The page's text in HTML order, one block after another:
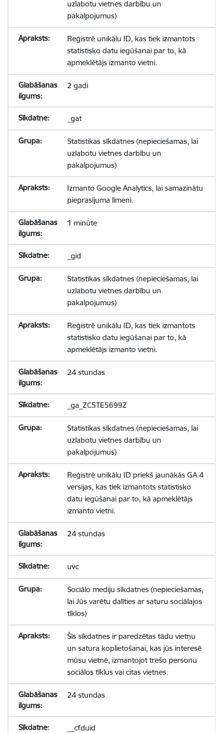
uzlabotu vietnes darbību un
pakalpojumus)
Reģistrē unikālu ID, kas tiek izmantots
statistisko datu iegūšanai par to, kā
apmeklētājs izmanto vietni.
2 gadi
_gat
Statistikas sīkdatnes (nepieciešamas, lai
uzlabotu vietnes darbību un
pakalpojumus)
Izmanto Google Analytics, lai samazinātu
pieprasījuma līmeni.
1 minūte
_gid
Statistikas sīkdatnes (nepieciešamas, lai
uzlabotu vietnes darbību un
pakalpojumus)
Reģistrē unikālu ID, kas tiek izmantots
statistisko datu iegūšanai par to, kā
apmeklētājs izmanto vietni.
24 stundas
_ga_ZC5TE5699Z
Statistikas sīkdatnes (nepieciešamas, lai
uzlabotu vietnes darbību un
pakalpojumus)
Reģistrē unikālu ID priekš jaunākās GA 4
versijas, kas tiek izmantots statistisko
datu iegūšanai par to, kā apmeklētājs
izmanto vietni.
24 stundas
uvc
Sociālo mediju sīkdatnes (nepieciešamas,
lai Jūs varētu dalīties ar saturu sociālajos
tīklos)
Šīs sīkdatnes ir paredzētas tādu vietņu
un satura koplietošanai, kas jūs interesē
mūsu vietnē, izmantojot trešo personu
sociālos tīklus vai citas vietnes.
24 stundas
__cfduid